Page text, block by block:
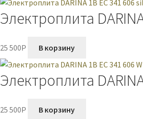
Электроплита
25 500P В корзину
Электроплита
25 500P В корзину